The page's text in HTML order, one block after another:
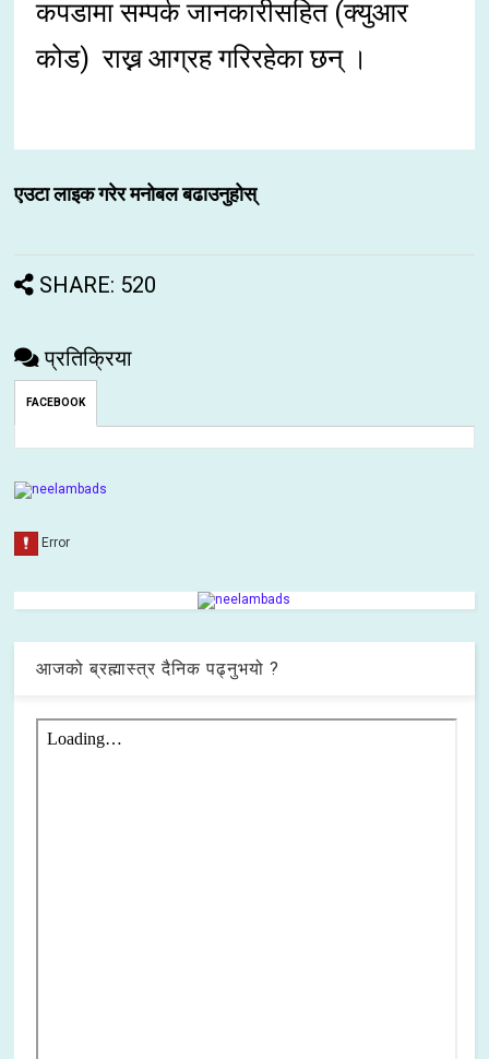
कपडामा सम्पर्क जानकारीसहित (क्युआर
कोड) राख्न आग्रह गरिरहेका छन् ।
एउटा लाइक गरेर मनोबल बढाउनुहोस्
SHARE: 520
प्रतिक्रिया
FACEBOOK
आजको ब्रह्मास्त्र दैनिक पढ्नुभयो ?